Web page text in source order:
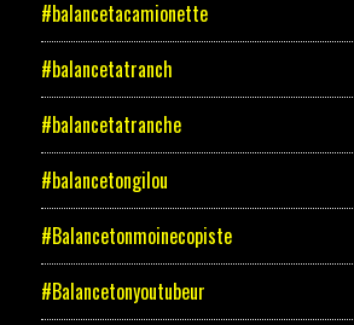
#balancetacamionette
#balancetatranch
#balancetatranche
#balancetongilou
#Balancetonmoinecopiste
#Balancetonyoutubeur